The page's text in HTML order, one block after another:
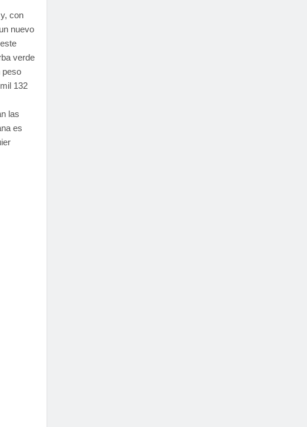
con
nuevo
verde
peso
132
las
es